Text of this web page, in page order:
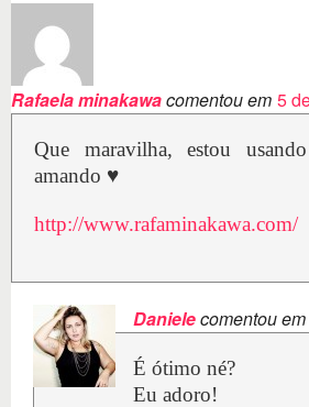
Rafaela minakawacomentou em 5
Que maravilha, estou
amando ♥
http://www.rafaminakawa.com/
Danielecomentou em
É ótimo né?
Eu adoro!